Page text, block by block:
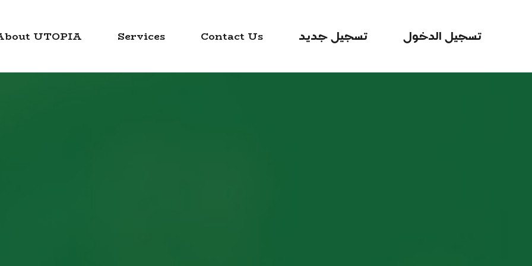
About UTOPIA Services Contact Us تسجيل جديد تسجيل الدخول